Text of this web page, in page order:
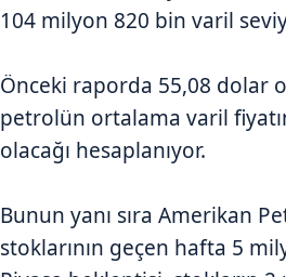
104 milyon 820 bin varil
Önceki raporda 55,08 dolar
petrolün ortalama varil
olacağı hesaplanıyor.
Bunun yanı sıra Amerikan
stoklarının geçen hafta 5